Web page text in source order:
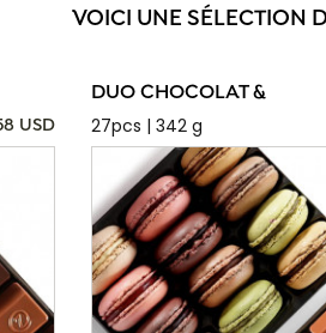
VOICI UNE SÉLECTION
USD
DUO CHOCOLAT &
27pcs | 342 g